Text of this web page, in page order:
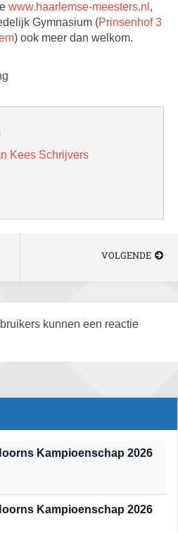
www.haarlemse-meesters.nl ,
Gymnasium (Prinsenhof 3
) ook meer dan welkom.
Kees Schrijvers
VOLGENDE
kunnen een reactie
Kampioenschap 2026
Kampioenschap 2026